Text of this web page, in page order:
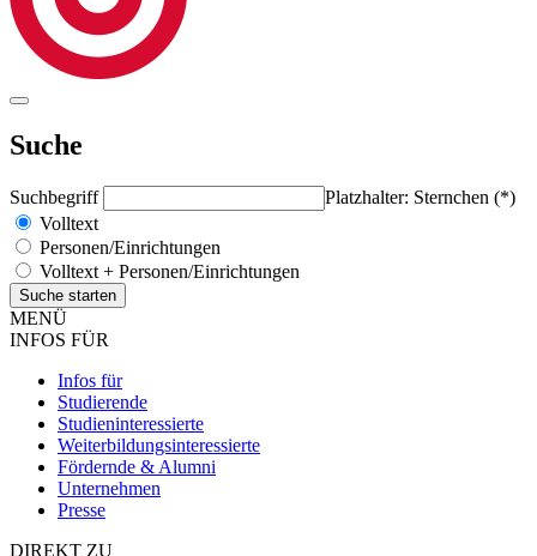
Suche
Suchbegriff
Platzhalter: Sternchen (*)
Volltext
Personen/Einrichtungen
Volltext + Personen/Einrichtungen
MENÜ
INFOS FÜR
Infos für
Studierende
Studieninteressierte
Weiterbildungsinteressierte
Fördernde & Alumni
Unternehmen
Presse
DIREKT ZU